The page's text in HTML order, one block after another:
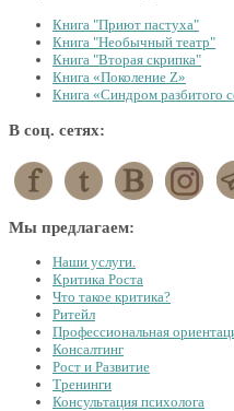
Книга "Приют пастуха"
Книга "Необычный театр"
Книга "Вторая скрипка"
Книга «Поколение Z»
Книга «Синдром разбитого
В соц. сетях:
Мы предлагаем:
Наши услуги.
Критика Роста
Что такое критика?
Ритейл
Профессиональная
Консалтинг
Рост и Развитие
Тренинги
Консультация психолога